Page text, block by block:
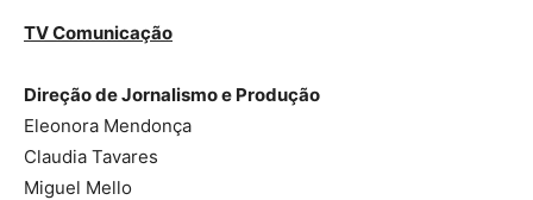
TV Comunicação
Direção de Jornalismo e Produção
Eleonora Mendonça
Claudia Tavares
Miguel Mello